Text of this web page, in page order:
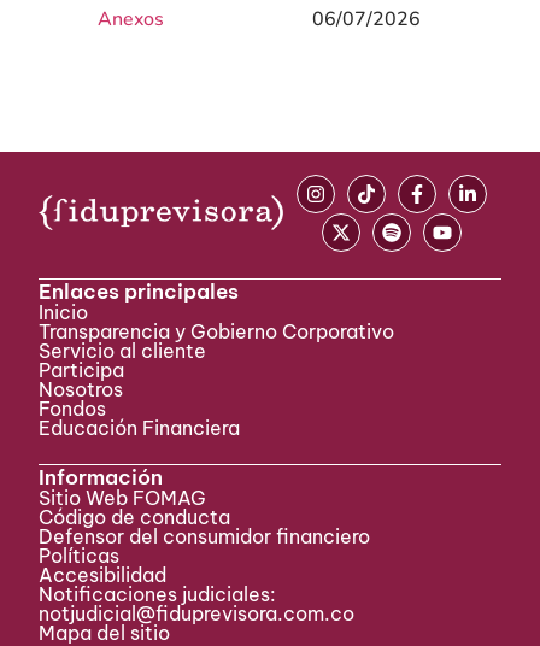
Anexos 06/07/2026
Enlaces principales
Inicio
Transparencia y Gobierno Corporativo
Servicio al cliente
Participa ​
Nosotros
Fondos
Educación Financiera
Información
Sitio Web FOMAG
Código de conducta
Defensor del consumidor financiero
Políticas
Accesibilidad
Notificaciones judiciales:
notjudicial@fiduprevisora.com.co
Mapa del sitio